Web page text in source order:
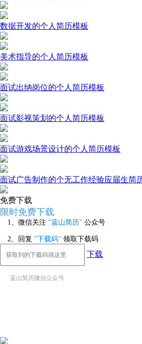
数据开发的个人简历模板
美术指导的个人简历模板
面试出纳岗位的个人简历模板
面试影视策划的个人简历模板
面试游戏场景设计的个人简历模板
面试广告制作的个无工作经验应届生简
免费下载
限时免费下载
1、微信关注 "蓝山简历" 公众号
2、回复 "下载码" 领取下载码
下载
蓝山简历微信公众号